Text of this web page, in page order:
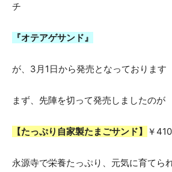
チ
『オテアゲサンド』
が、3月1日から発売となっております
まず、先陣を切って発売しましたのが
【たっぷり自家製たまごサンド】 ￥
永源寺で栄養たっぷり、元気に育てら